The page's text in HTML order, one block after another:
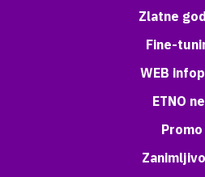
Zlatne
Fine-
WEB
ETNO
Promo